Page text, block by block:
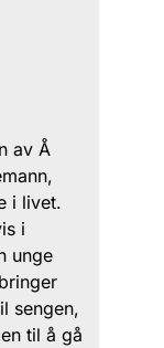
av Å
i livet.
i
unge
sengen,
til å gå